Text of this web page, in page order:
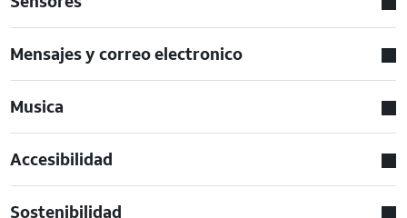
Mensajes y correo electronico
Musica
Accesibilidad
Sostenibilidad